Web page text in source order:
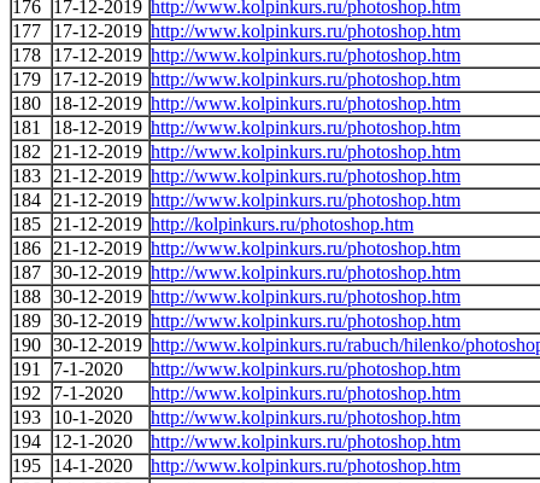
176
17-12-2019 http://www.kolpinkurs.ru/photoshop.htm
177
17-12-2019 http://www.kolpinkurs.ru/photoshop.htm
178
17-12-2019 http://www.kolpinkurs.ru/photoshop.htm
179
17-12-2019 http://www.kolpinkurs.ru/photoshop.htm
180
18-12-2019 http://www.kolpinkurs.ru/photoshop.htm
181
18-12-2019 http://www.kolpinkurs.ru/photoshop.htm
182
21-12-2019 http://www.kolpinkurs.ru/photoshop.htm
183
21-12-2019 http://www.kolpinkurs.ru/photoshop.htm
184
21-12-2019 http://www.kolpinkurs.ru/photoshop.htm
185
21-12-2019 http://kolpinkurs.ru/photoshop.htm
186
21-12-2019 http://www.kolpinkurs.ru/photoshop.htm
187 30-12-2019 http://www.kolpinkurs.ru/photoshop.htm
188 30-12-2019 http://www.kolpinkurs.ru/photoshop.htm
189 30-12-2019 http://www.kolpinkurs.ru/photoshop.htm
190 30-12-2019 http://www.kolpinkurs.ru/rabuch/hilenko/
191
7-1-2020
http://www.kolpinkurs.ru/photoshop.htm
192
7-1-2020
http://www.kolpinkurs.ru/photoshop.htm
193
10-1-2020
http://www.kolpinkurs.ru/photoshop.htm
194
12-1-2020
http://www.kolpinkurs.ru/photoshop.htm
195
14-1-2020
http://www.kolpinkurs.ru/photoshop.htm